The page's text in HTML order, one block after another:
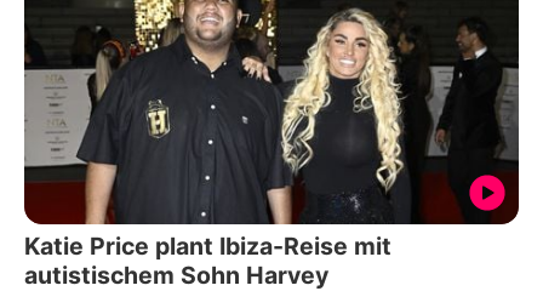
Katie Price plant Ibiza-Reise mit
autistischem Sohn Harvey